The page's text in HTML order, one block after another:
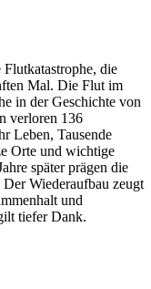
die
Mal. Die Flut im
in der Geschichte von
verloren 136
Leben, Tausende
Orte und wichtige
später prägen die
Wiederaufbau zeugt
und
tiefer Dank.